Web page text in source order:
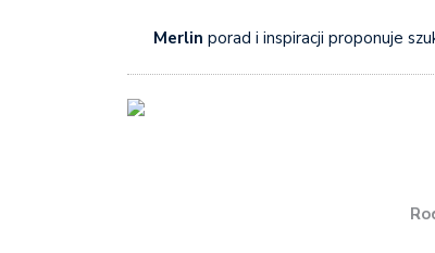
Merlin porad i inspiracji proponuje